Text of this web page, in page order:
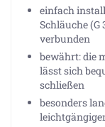
einfach
Schläuche
verbunden
bewährt: die
lässt sich
schließen
besonders